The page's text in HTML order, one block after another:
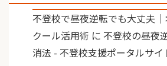
不登校で昼夜逆転でも大丈夫
クール活用術 に 不登校の昼夜
消法 - 不登校支援ポータルサイ